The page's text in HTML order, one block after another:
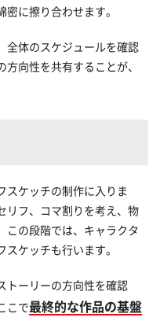
に擦り合わせます。
全体のスケジュールを確認
向性を共有することが、
スケッチの制作に入りま
リフ、コマ割りを考え、物
この段階では、キャラクタ
ケッチも行います。
トーリーの方向性を確認
こで最終的な作品の基盤